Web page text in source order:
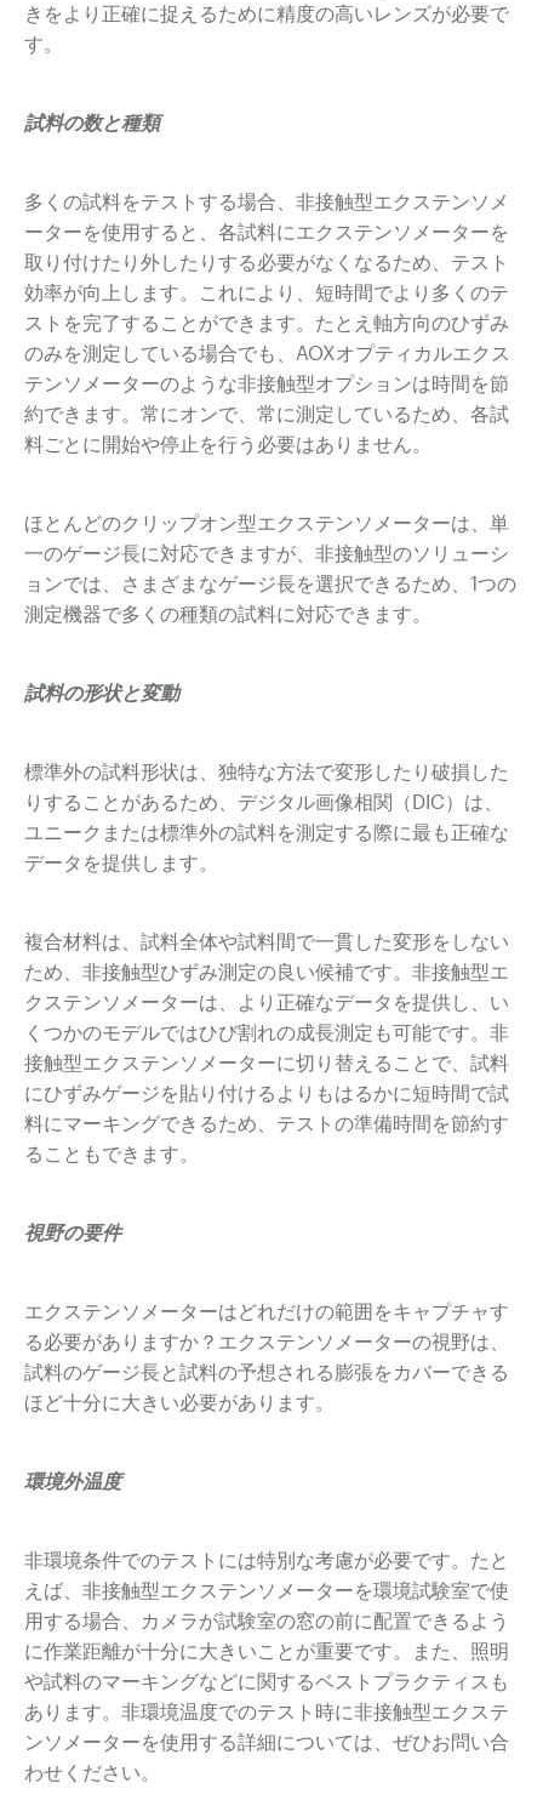
きをより正確に捉えるために精度の高いレンズが必要で
す。
試料の数と種類
多くの試料をテストする場合、非接触型エクステンソメ
ーターを使用すると、各試料にエクステンソメーターを
取り付けたり外したりする必要がなくなるため、テスト
効率が向上します。これにより、短時間でより多くのテ
ストを完了することができます。たとえ軸方向のひずみ
のみを測定している場合でも、AOXオプティカルエクス
テンソメーターのような非接触型オプションは時間を節
約できます。常にオンで、常に測定しているため、各試
料ごとに開始や停止を行う必要はありません。
ほとんどのクリップオン型エクステンソメーターは、単
一のゲージ長に対応できますが、非接触型のソリューシ
ョンでは、さまざまなゲージ長を選択できるため、1つの
測定機器で多くの種類の試料に対応できます。
試料の形状と変動
標準外の試料形状は、独特な方法で変形したり破損した
りすることがあるため、デジタル画像相関（DIC）は、
ユニークまたは標準外の試料を測定する際に最も正確な
データを提供します。
複合材料は、試料全体や試料間で一貫した変形をしない
ため、非接触型ひずみ測定の良い候補です。非接触型エ
クステンソメーターは、より正確なデータを提供し、い
くつかのモデルではひび割れの成長測定も可能です。非
接触型エクステンソメーターに切り替えることで、試料
にひずみゲージを貼り付けるよりもはるかに短時間で試
料にマーキングできるため、テストの準備時間を節約す
ることもできます。
視野の要件
エクステンソメーターはどれだけの範囲をキャプチャす
る必要がありますか？エクステンソメーターの視野は、
試料のゲージ長と試料の予想される膨張をカバーできる
ほど十分に大きい必要があります。
環境外温度
非環境条件でのテストには特別な考慮が必要です。たと
えば、非接触型エクステンソメーターを環境試験室で使
用する場合、カメラが試験室の窓の前に配置できるよう
に作業距離が十分に大きいことが重要です。また、照明
や試料のマーキングなどに関するベストプラクティスも
あります。非環境温度でのテスト時に非接触型エクステ
ンソメーターを使用する詳細については、ぜひお問い合
わせください。